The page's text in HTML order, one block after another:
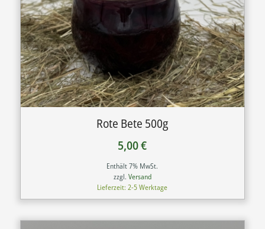
Rote Bete 500g
5,00€
Enthält 7% MwSt.
zzgl. Versand
Lieferzeit: 2-5 Werktage